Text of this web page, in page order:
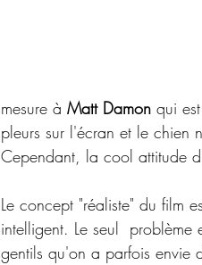
mesure à Matt Damon qui
pleurs sur l'écran et le chien
Cependant, la cool attitude
Le concept "réaliste" du film
intelligent. Le seul  problème
gentils qu'on a parfois envie